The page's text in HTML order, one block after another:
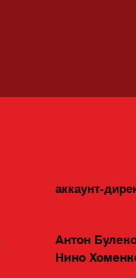
аккаунт-
Антон
Нино